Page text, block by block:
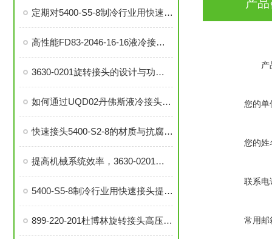
定期对5400-S5-8制冷行业用快速接头进行泄漏检测的必要性与操作方法
高性能FD83-2046-16-16液冷接头：理想的热管理配件
3630-0201旋转接头的设计与功能解析
如何通过UQD02丹佛斯液冷接头提升冷却系统的耐用性？
快速接头5400-S2-8的材质与抗腐蚀性探讨
提高机械系统效率，3630-0201旋转接头的优势分析
5400-S5-8制冷行业用快速接头提升系统稳定性与操作便捷性
899-220-201杜博林旋转接头高压液压接头的安装、调试与维护技巧
产
产
您的单
您的姓
联系电
常用邮